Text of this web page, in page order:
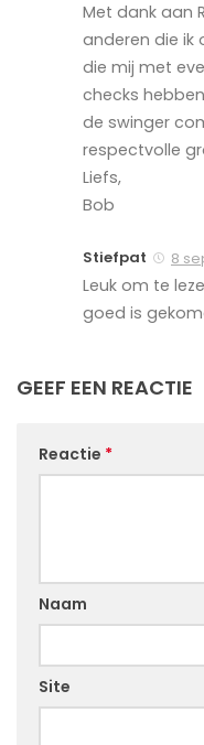
Met dank aan
anderen die ik
die mij met
checks
de swinger
respectvolle
Liefs,
Bob
Stiefpat 8
Leuk om te
goed is
GEEF EEN REACTIE
Reactie *
Naam
Site